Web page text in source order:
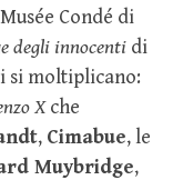
Condé di
degli innocenti di
si moltiplicano:
Xche
, Cimabue, le
Muybridge,